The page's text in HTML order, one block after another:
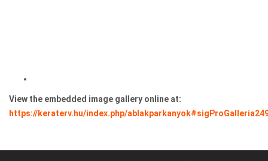
View the embedded image gallery online at:
https://keraterv.hu/index.php/